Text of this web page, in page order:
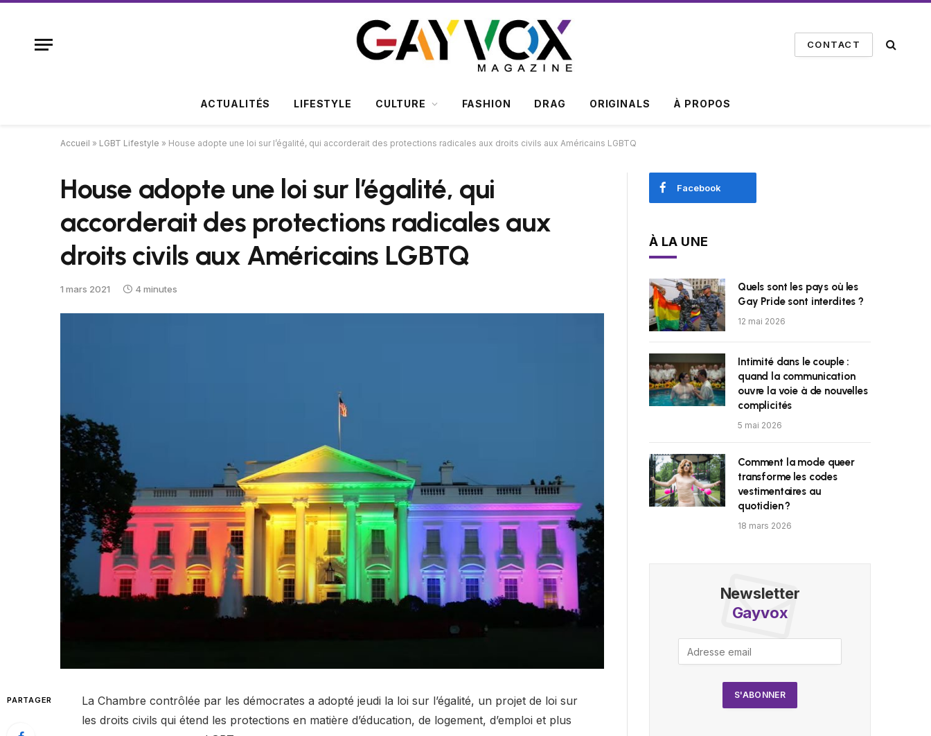
CONTACT
ACTUALITÉS LIFESTYLE CULTURE FASHION DRAG ORIGINALS À PROPOS
Accueil » LGBT Lifestyle » House adopte une loi sur l’égalité, qui accorderait des protections radicales aux droits civils aux Américains LGBTQ
House adopte une loi sur l’égalité, qui
accorderait des protections radicales aux
droits civils aux Américains LGBTQ
1 mars 2021 4 minutes
PARTAGER
La Chambre contrôlée par les démocrates a adopté jeudi la loi sur l’égalité, un projet de loi sur
les droits civils qui étend les protections en matière d’éducation, de logement, d’emploi et plus
Facebook
À LA UNE
Quels sont les pays où les
Gay Pride sont interdites ?
12 mai 2026
Intimité dans le couple :
quand la communication
ouvre la voie à de nouvelles
complicités
5 mai 2026
Comment la mode queer
transforme les codes
vestimentaires au
quotidien ?
18 mars 2026
Newsletter
Gayvox